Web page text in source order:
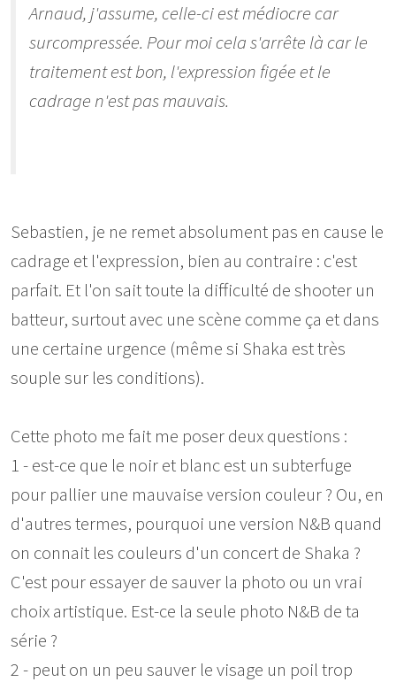
Arnaud, j'assume, celle-ci est médiocre car
surcompressée. Pour moi cela s'arrête là car le
traitement est bon, l'expression figée et le
cadrage n'est pas mauvais.
Sebastien, je ne remet absolument pas en cause le
cadrage et l'expression, bien au contraire : c'est
parfait. Et l'on sait toute la difficulté de shooter un
batteur, surtout avec une scène comme ça et dans
une certaine urgence (même si Shaka est très
souple sur les conditions).
Cette photo me fait me poser deux questions :
1 - est-ce que le noir et blanc est un subterfuge
pour pallier une mauvaise version couleur ? Ou, en
d'autres termes, pourquoi une version N&B quand
on connait les couleurs d'un concert de Shaka ?
C'est pour essayer de sauver la photo ou un vrai
choix artistique. Est-ce la seule photo N&B de ta
série ?
2 - peut on un peu sauver le visage un poil trop